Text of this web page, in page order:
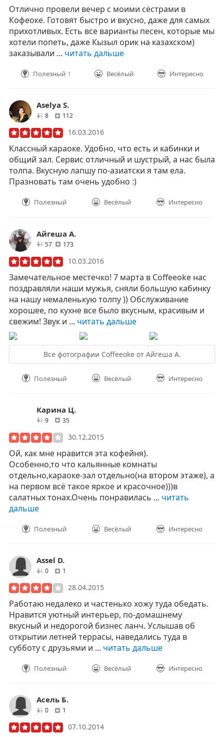
Отлично провели вечер с моими сёстрами в
Кофеоке. Готовят быстро и вкусно, даже для самых
прихотливых. Есть все варианты песен, которые мы
хотели попеть, даже Кызыл орик на казахском)
заказывали ... читать дальше
Полезный 1 Весёлый Интересно
Aselya S.
8друзей112
16.03.2016
Классный караоке. Удобно, что есть и кабинки и
общий зал. Сервис отличный и шустрый, а нас была
толпа. Вкусную лапшу по-азиатски я там ела.
Празновать там очень удобно :)
Полезный Весёлый Интересно
Айгеша А.
57друзей
173отзывов
10.03.2016
Замечательное местечко! 7 марта в Coffeeoke нас
поздравляли наши мужья, сняли большую кабинку
на нашу немаленькую толпу )) Обслуживание
хорошее, по кухне все было вкусным, красивым и
свежим! Звук и ... читать дальше
Все фотографии Coffeeoke от Айгеша А.
Полезный Весёлый Интересно
Карина Ц.
9друзей
35отзывов
30.12.2015
Ой, как мне нравится эта кофейня).
Особенно,то что кальянные комнаты
отдельно,караоке-зал отдельно(на втором этаже), а
на первом всё такое яркое и красочное)))в
салатных тонах.Очень понравилась ... читать
дальше
Полезный Весёлый Интересно
Assel D.
0друзей1
28.04.2015
Работаю недалеко и частенько хожу туда обедать.
Нравится уютный интерьер, по-домашнему
вкусный и недорогой бизнес ланч. Услышав об
открытии летней террасы, наведались туда в
субботу с друзьями и ... читать дальше
Полезный Весёлый Интересно
Асель Б.
0друзей1
07.10.2014